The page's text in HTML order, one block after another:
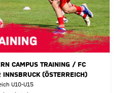
CAMPUS TRAINING / FC
INNSBRUCK (ÖSTERREICH)
U10-U15